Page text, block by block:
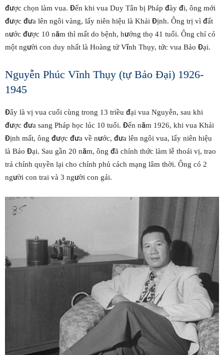
được chọn làm vua. Đến khi vua Duy Tân bị Pháp đày đi, ông mới
được đưa lên ngôi vàng, lấy niên hiệu là Khải Định. Ông trị vì đất
nước được 10 năm thì mất do bệnh, hưởng thọ 41 tuổi. Ông chỉ có
một người con duy nhất là Hoàng tử Vĩnh Thụy, tức vua Bảo Đại.
Nguyễn Phúc Vĩnh Thụy (tự Bảo Đại) 1926-
1945
Đây là vị vua cuối cùng trong 13 triều đại vua Nguyễn, sau khi
được đưa sang Pháp học lúc 10 tuổi. Đến năm 1926, khi vua Khải
Định mất, ông được đưa về nước, đưa lên ngôi vua, lấy niên hiệu
là Bảo Đại. Sau gần 20 năm, ông đã chính thức làm lễ thoái vị, trao
trả chính quyền lại cho chính phủ cách mạng lâm thời. Ông có 2
người con trai và 3 người con gái.